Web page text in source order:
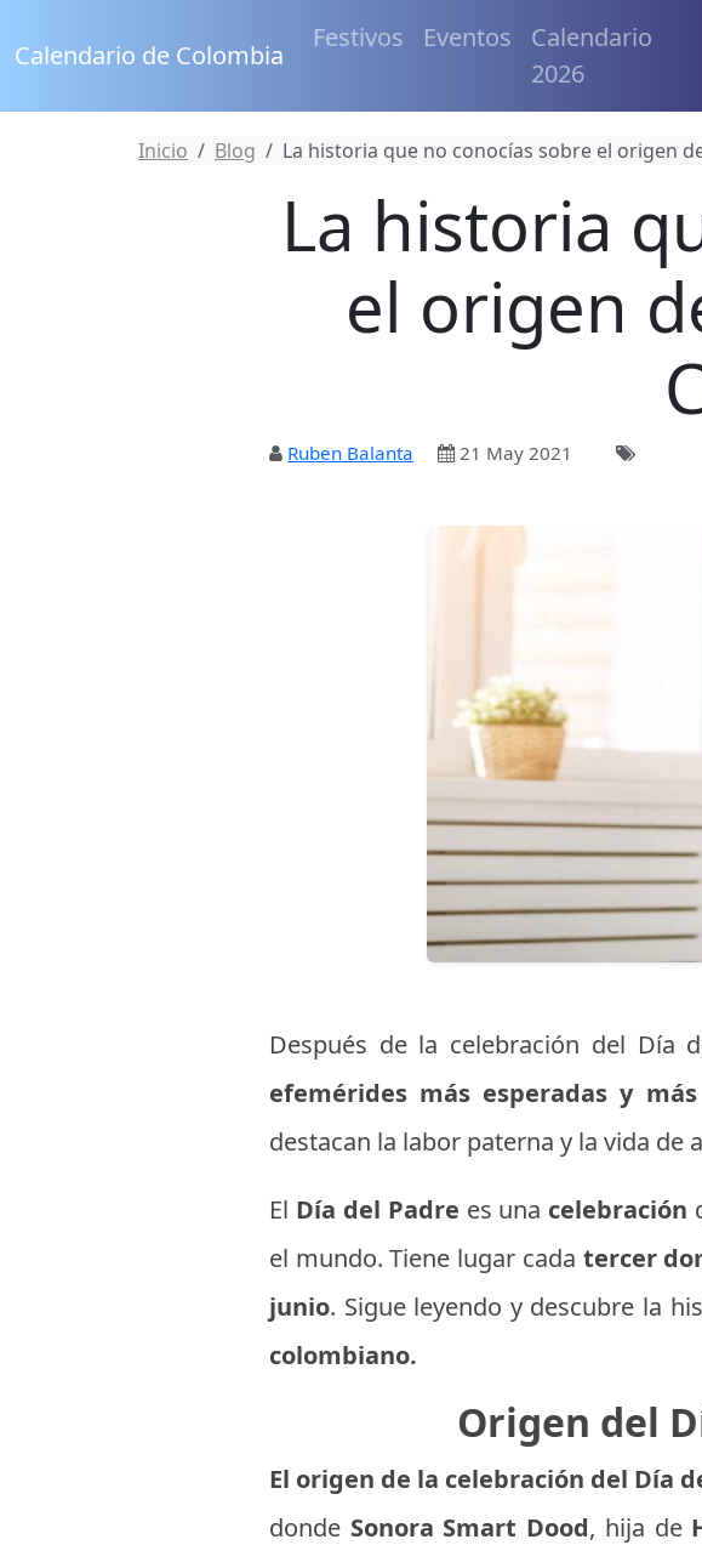
Calendario de Colombia
Festivos Eventos
Calendario
2026
Inicio Blog La historia que no conocías sobre el origen
La historia
el origen
Ruben Balanta 21 May 2021
Después de la celebración del Día
efemérides más esperadas y
destacan la labor paterna y la vida de
El Día del Padre es una celebración
el mundo. Tiene lugar cada tercer
junio. Sigue leyendo y descubre la
colombiano.
Origen del
El origen de la celebración del Día
donde Sonora Smart Dood, hija de